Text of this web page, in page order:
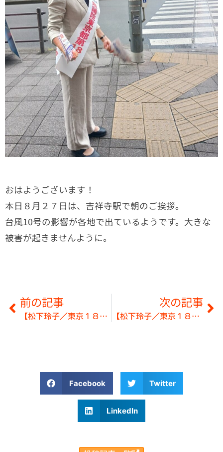
おはようございます！
本日８月２７日は、吉祥寺駅で朝のご挨拶。
台風10号の影響が各地で出ているようです。大きな
被害が起きませんように。
前の記事
【松下玲子／東京１８区】８月２７日◎武蔵境駅
次の記事
【松下玲子／東京１８区】９月２日◎武蔵小金井駅
Facebook Twitter
LinkedIn